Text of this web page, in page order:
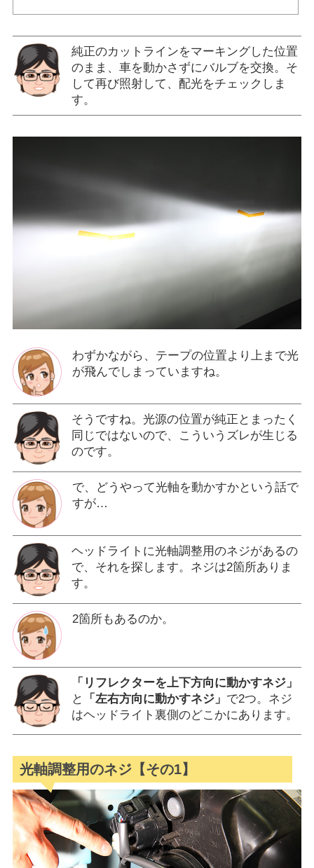
純正のカットラインをマーキングした位置
のまま、車を動かさずにバルブを交換。そ
して再び照射して、配光をチェックしま
す。
わずかながら、テープの位置より上まで光
が飛んでしまっていますね。
そうですね。光源の位置が純正とまったく
同じではないので、こういうズレが生じる
のです。
で、どうやって光軸を動かすかという話で
すが…
ヘッドライトに光軸調整用のネジがあるの
で、それを探します。ネジは2箇所ありま
す。
2箇所もあるのか。
「リフレクターを上下方向に動かすネジ」
と
「左右方向に動かすネジ」 で2つ。ネジ
はヘッドライト裏側のどこかにあります。
光軸調整用のネジ【その1】